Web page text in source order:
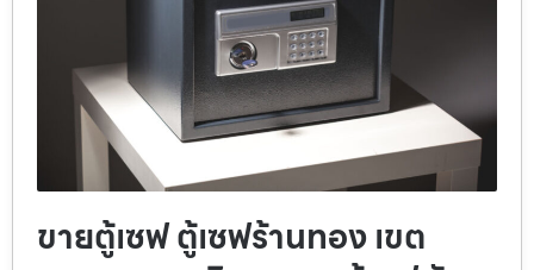
ขายตู้เซฟ ตู้เซฟร้านทอง เขต